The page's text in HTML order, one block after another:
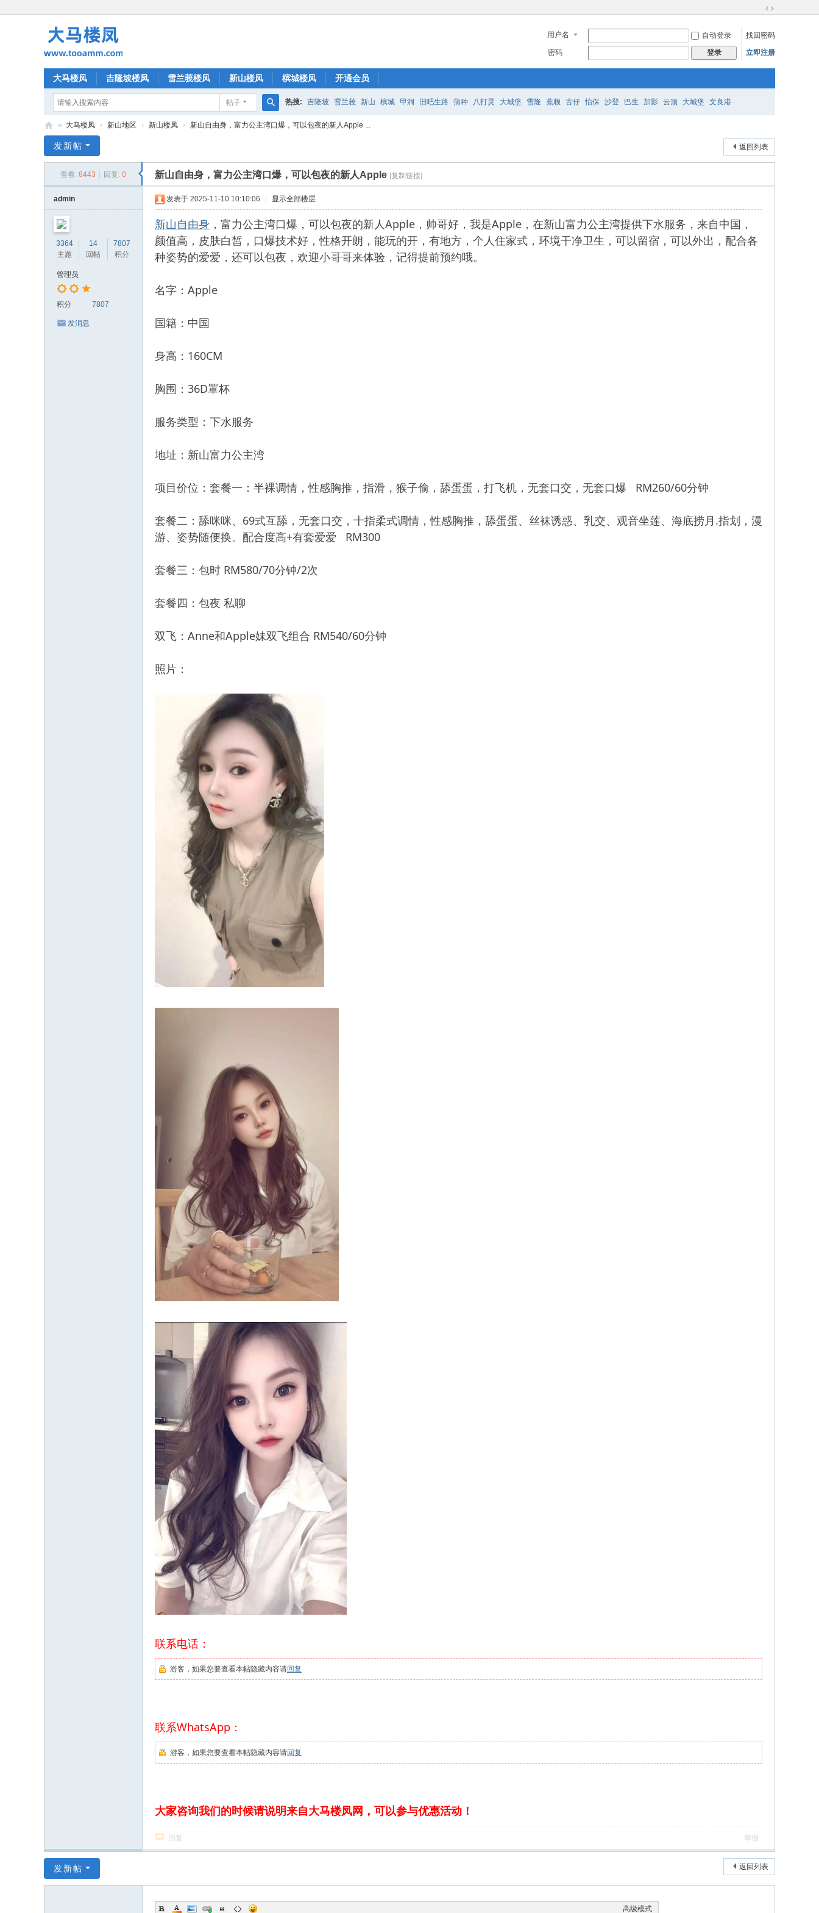
换
到
宽
用户名 自动登录
找回密码
密码
登录 立即注册
大马楼凤 吉隆坡楼凤 雪兰莪楼凤 新山楼凤 槟城楼凤 开通会员
帖子
搜
热搜: 吉隆坡 雪兰莪 新山 槟城 甲洞 旧吧生路 蒲种 八打灵 大城堡 雪隆 蕉赖 古仔 怡保 沙登 巴生 加影 云顶 大城堡 文良港
马
» 大马楼凤 › 新山地区 › 新山楼凤 › 新山自由身，富力公主湾口爆，可以包夜的新人Apple ...
返回列表
发新帖
查看: 8443 回复: 0 新山自由身，富力公主湾口爆，可以包夜的新人Apple [复制链接]
admin
3364
主题
14
回帖
7807
积分
管理员
积分 7807
发消息
发表于 2025-11-10 10:10:06 显示全部楼层
新山自由身 ，富力公主湾口爆，可以包夜的新人Apple，帅哥好，我是Apple，在新山富力公主湾提供下水服务，来自中国，
颜值高，皮肤白皙，口爆技术好，性格开朗，能玩的开，有地方，个人住家式，环境干净卫生，可以留宿，可以外出，配合各
种姿势的爱爱，还可以包夜，欢迎小哥哥来体验，记得提前预约哦。
名字：Apple
国籍：中国
身高：160CM
胸围：36D罩杯
服务类型：下水服务
地址：新山富力公主湾
项目价位：套餐一：半裸调情，性感胸推，指滑，猴子偷，舔蛋蛋，打飞机，无套口交，无套口爆 RM260/60分钟
套餐二：舔咪咪、69式互舔，无套口交，十指柔式调情，性感胸推，舔蛋蛋、丝袜诱惑、乳交、观音坐莲、海底捞月.指划，漫
游、姿势随便换。配合度高+有套爱爱 RM300
套餐三：包时 RM580/70分钟/2次
套餐四：包夜 私聊
双飞：Anne和Apple妹双飞组合 RM540/60分钟
照片：
联系电话：
游客，如果您要查看本帖隐藏内容请回复
联系WhatsApp：
游客，如果您要查看本帖隐藏内容请回复
大家咨询我们的时候请说明来自大马楼凤网，可以参与优惠活动！
回复 举报
返回列表
发新帖
高级模式